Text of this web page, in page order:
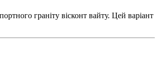
граніту вісконт вайту. Цей варіант